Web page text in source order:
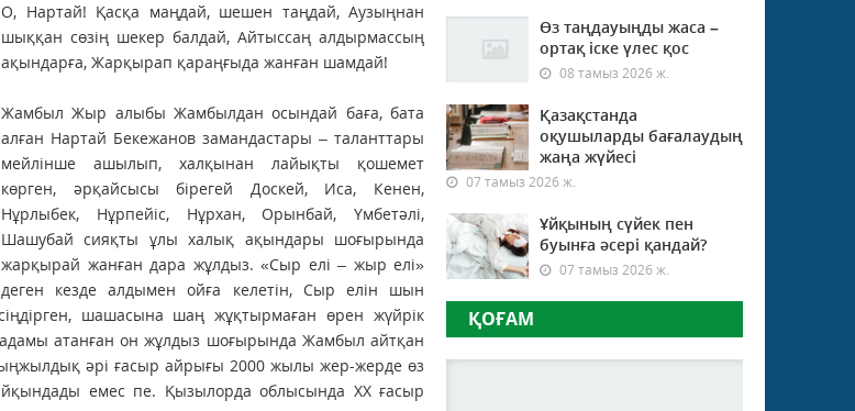
О, Нартай! Қасқа маңдай, шешен таңдай, Аузыңнан
шыққан сөзің шекер балдай, Айтыссаң алдырмассың
ақындарға, Жарқырап қараңғыда жанған шамдай!
Жамбыл Жыр алыбы Жамбылдан осындай баға, бата алған Нартай Бекежанов замандастары – таланттары мейлінше ашылып, халқынан лайықты қошемет көрген, әрқайсысы бірегей Доскей, Иса, Кенен, Нұрлыбек, Нұрпейіс, Нұрхан, Орынбай, Үмбетәлі, Шашубай сияқты ұлы халық ақындары шоғырында жарқырай жанған дара жұлдыз. «Сыр елі – жыр елі» деген кезде алдымен ойға келетін, Сыр елін шын мәнінде жыр елі ретінде таныстыра алған, осындай ұғымды сіңдірген, шашасына шаң жұқтырмаған өрен жүйрік өнерпаздардың бірі де бірегейі Нартай еді. Сыр елінің ХХ ғасыр адамы атанған он жұлдыз шоғырында Жамбыл айтқан жанған шамдай жарқырап ерекше тұруы да сондықтан заңды. Мыңжылдық әрі ғасыр айрығы 2000 жылы жер-жерде өз дәуірінде өшпес із қалдырған заманның заңғар азаматтарын айқындады емес пе. Қызылорда облысында ХХ ғасыр адамдары аталған 10 әйгілі тұлғаның бесеуі Шиелі перзенттері екендігін шиеліліктер зор ілтипатпен ауыз толтыра айтады. Сол ел мақтанышы кімдер еді десек, олар тек Шиелі не Сыр бойының ғана емес, күллі қазақ халқының мерейіне айналған, мойындалған тұлғалар – Мұстафа Шоқай, Ыбырай Жақаев, ­Нартай Бекежанов, Әбділда Тәжібаев, Шаһмардан Есенов. Бүгінгі әңгіме туғанына биыл 135 жыл толып отырған Нартай туралы. Өнер халықтікі, өнерпаздың сан алуаны да ел ішінде десек те, Сыр жұртшылығы өз ақынжазушыларын сүйсіне «сүлей», «шайыр» деп айрықша әспеттеп айтады. Халық өлеңді өнердің пірі санап, ақындықты басқа қонған бақтай көреді, өнерлісін ардақтай біледі. Бұл өңірдің ақынжыраулық дәстүрі өзге аймақтардан ерекшеленіп тұрар еді. Бір ғана Қызылорда облысында жыршы, жыраулық, термешіліктің үш түрлі мектебі бар. Арал – Қазалы төңірегінде Нұртуған, Жинебай жырау мақамы, Қармақшы – Жалағаш – Тереңөзек маңында Балқы Базар ақын-жыршылар дәстүрі, одан бергі Шиеліден Шымкентке дейінгі аралықта Нартай мектебінің орындаушылық үлгісі қалыптасқан. Күллі Қазақстанға ақын-жыршы Нартай ­Бекежанов есімі әйгілі болғанымен, Нартай өзінің алдындағы аға буын Бұдабай Қабылұлы және туған ағасы Мәнсүр ақындарды алдына үлгі, ұстаз тұтқан. Он жеті жасынан жыр төгіп, ән салған бұлбұл үнді Нартайдың, Нартай мектебі шәкірттерінің айту мәнері күллі қазақ арасында өзгеше, оны ешкіммен де шатастыра алмайсыз. Нартай 1890 жылы Сыр елінде – осы күнгі Қызылорда облысының Шиелі ауданында Қаратаудың бітер тұсына жақын Бестам жерінде дүниеге келген. Әкесінің аты – Алыпқаш, бірақ ­Нартай мектепке барғанда Бекежан атасының атына жазылған. Ағасы Мәнсүр де. Ағалы-інілі Мәнсүр мен Нартай екеуінің шешелері бір де әкелері ағайынды. Мәнсүрдің әкесі Қонақбай қайтыс болғанда оның туған тете інісі Алыпқаш әмеңгерлік жолмен Бақтыгүл жеңгесін алған екен. Содан ­Нартай және оның басқа да інілері мен қарындасы дүниеге келген. Бұдабай ақын жоқтау арнайтын әйгілі Әйеке болыс, Қонақбай және Алыпқаш Бекежанның сегіз ұлының үшеуі. Бұлардың шыққан тегі Сыр бойында Шиелі жерін қашаннан мекен еткен Шұбыртпалы Арғын елі, әйгілі Ағыбай батырмен туыстас. Туыс болмаса Әйеке болыс қаза болғанда жасағын сайлап Арқадан Шиелідегі Қыпшақ еліне келе ме. Алдынан Қыпшақ Бұдабай ақын шығып жоқтау айтқанда «Қыпшақ қайта тірілтті» деп райынан қайтқан үлкен оқиға өткен, ел арасы бүлінбеген. Бұдабай ақынның жоқтауы талай жинаққа енген шығарма. Бұл өзінше бөлек әңгіме арқауы. Бекежанның екі немересі Мәнсүр мен Нартай әйгілі ақын болды. Ақын ағасы туралы Нартай былай дейді: Өз ағам ақын Мәнсүр өлеңге тең, Ол үшін өлеңнен жоқ өнер бөтен. Үш жүздің небір айдын шалқарында Мамырлап қаздай қалқып жүрген екен. Домбыра Мәнсүр ағам ұстаған жоқ, Көңілі жыр айтпақты құштаған жоқ. Сонда да ақын болып аты шыққан, Бейкәсіп адамдарға ұқсаған жоқ. Мәнсүр ақын 1875 жылы Шиелі жерінде дүниеге келген. Ескіше сауаты болған. Қиссаларды, Сыр сүйлейлерінің өлең-жырларын айтып жүрген. Нартайдың Мәнсүр ағасы туралы өлеңіне қарағанда ол ақындық жолға біржолата түсіп кетпеген сияқты. Өткен ғасырдың отызыншы жылдарындағы ашаршылық кезінде Сыр бойының шамасы келген талай адамы өзбек, тәжік еліне ауып барып, жан сауғалағаны белгілі. Мәнсүр де сол жаққа кетіп, 1933 жылы Өзбекстанның Наманган қаласында қайтыс болған. Мәнсүр ақынның мұрасы көп жиналмаған. Тек Әуелбек Қоңыртабаевтың, Әбділда Тәжібаевтың, Мұхаметжан Рүстемовтің, Оразбек Сәрсенбаевтың, т.б. кітаптарында оның өнерпаздығы туралы біршама баяндалып өтеді. Қазақстан мәдениет қайраткері, шиелілік өнерпаз, бүгінде марқұм Әшімхан Оспанов Мәнсүрдің жарияланбаған мұрасын жинастырып, «Ұлылардан ұлағат» деген атпен өлеңдер жинағын шығарды, Мәнсүр ақын шығармашылығымен таныстырып, игілікті іс атқарды. Мәнсүр ақынның артында қалған мұрасының ең бір елеулісі «Иманжүсіпке хат» деген тарихи жолдау өлеңі. Бұл өлеңді 1912 жылы Досбол бидің баласы Әуез Жетісуда айдауда жүрген әйгілі ақын, әнші, балуан, сері Иманжүсіп Құтпанұлына (Баймырзаұлына) арнап жаздырған. Әдебиеттің алтын қазынасына қосылған «Иманжүсіпке хат» деп аталатын бұл ұзақ өлең елдің, ердің тарихы, қазақтың бауырмалдық жыры, Сыр елі – Шиелі қыпшақтарының шежіресі. Бұл да өз алдына бөлек әңгіме етуге тұратын тақырып. Нартай өмірін, оның ортасын сөз еткенде осындай әңгімелер тарау-тарау болып кете береді. Тек қысқаша айтып өтетін бір жәйт – еркіндігі, өткір өлеңдері билеушілерге жақпай, Арқада қуғын көріп, қайта-қайта қамауға алынып, Өскеменге, Жетісуға айдалған Иманжүсіп Сыр бойындағы ағайындарынан осы өлең-хатты алған соң, айдаудан босанып шыққан кейін Арқада Ерейменде Есіл бойында көп аялдамай, аттың басын Шиеліге бұрады. 1914 жылдың көктемінде Иманжүсіптің ата-баба жеріне келуі үлкен оқиға болады. Сыр елі мұны «Батырдың ағайынмен көрісуі» деп атады. Иманжүсіпті Шиелінің тұсында дария бетінде Қобыланды құмының етегіндегі Ақдала деген жерге қоныстандырады. Бұл ара қазір Бидайкөл ауылының жерінде. Көнекөз қариялар тігілген ақбоз үйлердің көптігінен «Аққала» деп те аталып еді дейді. Иманжүсіптің Шиеліден Перовскіге (Қызылорда) дейін барған бұл танысуы төрт айға созылып, өзінше жиын-тойға айналды. Оның қасында Мәнсүр, Нартай, Ұлытаудан келген Тайжан ақындар бірге еріп жүріп, ел іші ән-жырға кенелді. Жұрт аңызға айналған алып батырды көріп, тұлғасына сүйсінді. Енді әңгімемізді қайтадан Нартайға бұрсақ, ол өнер жолына жас күнінен біржолата түседі. Нартай жасында түс көріпті. Саятшылықта тұзақ құрып қаршығасы сары ала құсты ұстап алады. Ақ құба өңді бір кісі қасына келіп, бұл даланың еркесі – тора ала қаз, киелі құс, босатып жібер дейді. Бала қазды ұшырып жібереді, бірақ торы ала қаз қалықтап Нартайдың үстінен кетпей қояды. Анасы Бақтыгүл Нартайға түсің керемет екен, саған ақындық, әншілік даритын болар, торы ала қаз киең шығар деп, жақсылыққа жориды. Осы ретте науқастанып жатқанда көңілін сұрай келген Әсет ақынға көңлімнен көк ала үйрек қош деп ұшты, сол шіркін кәрі жолдас өлең білем деп сырын айтатын Кемпірбай ақынның, босағамда тұратын қызыл жолбарысым қайырылмай Алатауға кіріп кетті дейтін Жамбыл ақынның киесі еске түседі. Нартайға өнерпаздық Бақтыгүл анасынан дарыса керек, ол ауыл-аймақ ағайын тойының әрін келтірген әпежептәуір әнші кісі болыпты. Нартай жасында Сыр сүлейлері Әубәкір Кердері, Балқы Базар, Бұдабай, Кете Жүсіп, Қаңлы Жүсіп, Мұрат Мөңкеұлы, ағасы Мәнсүр өлеңжырларын жаттап өскен. Көрші Ұлытаудан Сыр бойына қыдырып келген Тайжан ақыннан бата алған. Жастайынан өнерпаздық дабысы аймаққа тарап, әйгілі әнші, ақын, айтыскер, сері атанады. Нартай шығармашылығының ең бір шарықтаған кезі өткен ғасырдың отызыншы – қырқыншы жылдары деп айтуға болады. Бұл кезеңде республикалық деңгейде ұйымдастырылған өнер сайыс шаралары Нартайдың қатысуынсыз өтпеген. Әбділда Тәжібаевтың анасы халық ақыны атанған Айманкүл Тәжібай келіні топтан озған дүлділ Нартайдың өнерін жоғары бағалап: Нареке, жұртым сүйген нарым едің, Жасыңнан жыр суына қанып едің. Атанып ақындардың ағасындай, Тайқымай талай топты жарып едің. …Төккендей үннен інжу, тілден маржан, Керегін келелі елдің тауып едің,– деп сүйсінетіні осы тұс. Жамбылдың берген бағасын осы мақаланың басында эпиграф ретінде келтірдік. Шабыты шалқып, өнері толысқан Нартай 1939 жылы Мәскеуде Бүкілодақтық көрмеде өткен этнографиялық концертке қатысып, құйқылжыта ән салады. Бұл оның байтақ қазақ даласы мен Сыр елі қашаннан етене аралас, күні кешеге дейін тұтас бір өлке Түркістанның бір аймағы Өзбекстан жеріне әйгілі болған одақтық деңгейге шығуы еді. Нартайдың осы этнографиялық концертте көрсеткен өнері туралы Кеңес Одағының бас газеті – ақ дегені алғыс, қара дегені қарғыс, сөзі жерге түспейтін «Правда» газеті 1939 жылғы 28 тамызда былай баға беріпті. «Бекежановтың орындау шеберлігі, әсерлі жақсы үні Мәскеу көрермендерінің шын мағынасында айызын қандырды. Мұның ән салу мәнері аз уақыт қана көз тартатын сыртқы шеберлік емес. Бекежановтың ән салу мәнері – өте сирек кездесетін іші алтын, сырты күміс шын өнер. Бекежановтың дауысы жағымды, құлаққа жылы тиеді. Жиналған халық оның әнін ерекше ықыласпен ұйып тыңдады. Әншінің әсерлі сазы, сүйкімді үні өлең мағынасын айтпай-ақ түсінікті етіп шығарды. Мұндай жағдай тек асқан суретшілерге ғана тән шеберлік. Өлең мағынасын түсінбеген жұрт әншінің не айтқысы келгенінің бәрін де әннен ұқса, бұдан асқан өнерпаздық бола ма?!». Сол 1939 жылы қарашада Алматыда халық ақындарының слеті өтеді. Оған Жамбылдан бастап елдің түкпір-түкпірінен белгілі ақынжыршылардың бәрі келеді. Ақындар айтысында Нартай мен Нұрлыбектің сайысы ерекше тартымды шығып, слеттің шырайын кіргізеді. Осы жолы Қазақ КСР Жоғарғы Кеңесінің Төралқасы қазақ халқының ауызша халық шығармашылығын өркендету ісіне озат еңбек сіңіргені үшін Доскей Әлімбаевқа, Нұрпейіс Байғанинге, Нұрлыбек Баймұратовқа және Нартай Бекежановқа Қазақ КСР-інің өнеріне еңбегі сіңген қайраткер атағын береді. 1945 жылы ұлы Жамбыл қайтыс болғанда көңіл айтуға келген қырғыз ақындарына өлеңмен толымды толғау жауапты Нартай қайтарды. Ағайын елдің ақындары алдында есе жібермеген дүлдүл ақынға ұлы Мұхтар тәнті болған екен. Сол жылы ұлы Абайдың 100 жылдық тойында республикалық ақындар айтысында бас бәйге – қара төбел тұлпарды жеңіп алған тағы да Нартай еді. 1949 жылы Мәскеуде өткен Қазақ әдебиеті мен өнерінің екінші онкүндігін салтанатты жыр шашумен ашу Ілия
Өз таңдауыңды жаса –
ортақ іске үлес қос
08 тамыз 2026 ж.
Қазақстанда
оқушыларды бағалаудың
жаңа жүйесі
07 тамыз 2026 ж.
Ұйқының сүйек пен
буынға әсері қандай?
07 тамыз 2026 ж.
ҚОҒАМ